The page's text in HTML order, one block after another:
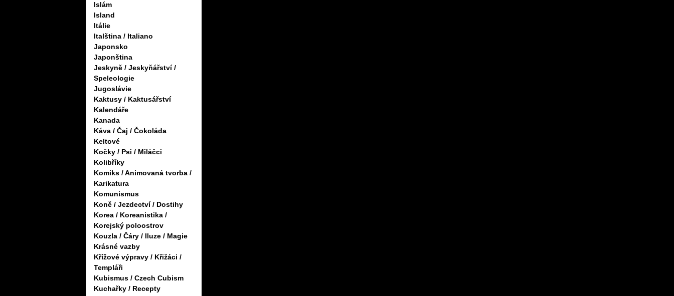
Islám
Island
Itálie
Italština / Italiano
Japonsko
Japonština
Jeskyně / Jeskyňářství /
Speleologie
Jugoslávie
Kaktusy / Kaktusářství
Kalendáře
Kanada
Káva / Čaj / Čokoláda
Keltové
Kočky / Psi / Miláčci
Kolibříky
Komiks / Animovaná tvorba /
Karikatura
Komunismus
Koně / Jezdectví / Dostihy
Korea / Koreanistika /
Korejský poloostrov
Kouzla / Čáry / Iluze / Magie
Krásné vazby
Křížové výpravy / Křižáci /
Templáři
Kubismus / Czech Cubism
Kuchařky / Recepty